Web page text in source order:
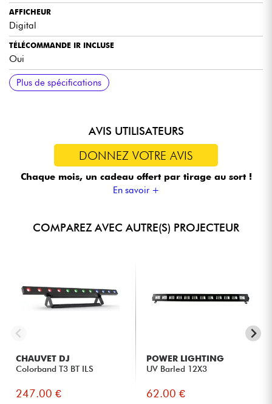
AFFICHEUR
Digital
TÉLÉCOMMANDE IR INCLUSE
Oui
DOUBLE ÉTRIER
Métal réglable, cordon d’alimentation inclus
CONNECTEUR SECTEUR
IN et OUT
COQUE
ABS robuste
PUISSANCE TOTALE
80W
TENSION
AC110-220V 50-60HZ
DIMENSIONS
165 x 165 x 70 mm
POIDS
1,50 kg
Plus de spécifications
AVIS UTILISATEURS
DONNEZ VOTRE AVIS
Chaque mois, un cadeau offert par tirage au sort !
En savoir +
COMPAREZ AVEC AUTRE(S) PROJECTEUR
CHAUVET DJ
Colorband T3 BT ILS
247.00 €
POWER LIGHTING
UV Barled 12X3
62.00 €